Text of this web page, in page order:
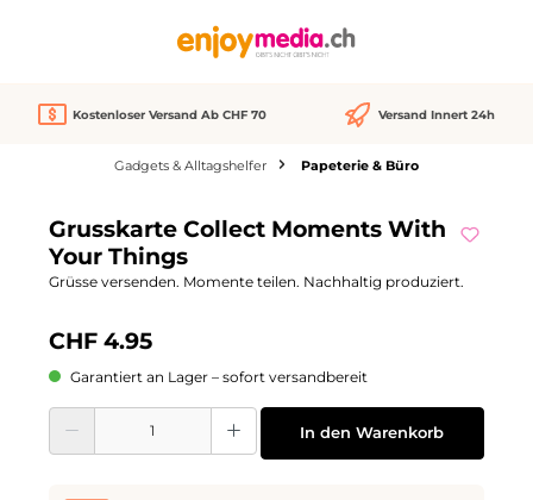
Kostenloser Versand Ab CHF 70 Versand Innert 24h
Gadgets & Alltagshelfer Papeterie & Büro
Grusskarte Collect Moments With
Your Things
Grüsse versenden. Momente teilen. Nachhaltig produziert.
CHF 4.95
Garantiert an Lager – sofort versandbereit
Produkt Anzahl: Gib den gewünschten Wert ein oder benutze die
In den Warenkorb